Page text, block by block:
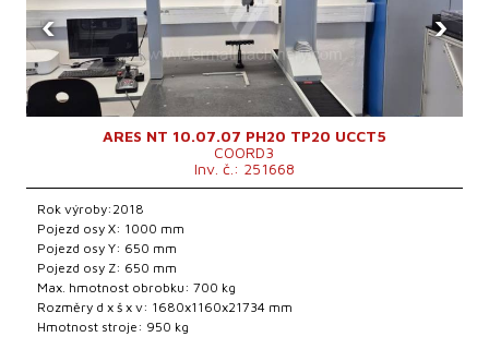
‹ ›
ARES NT 10.07.07 PH20 TP20 UCCT5
COORD3
Inv. č.: 251668
Rok výroby:2018
Pojezd osy X: 1000 mm
Pojezd osy Y: 650 mm
Pojezd osy Z: 650 mm
Max. hmotnost obrobku: 700 kg
Rozměry d x š x v: 1680x1160x21734 mm
Hmotnost stroje: 950 kg